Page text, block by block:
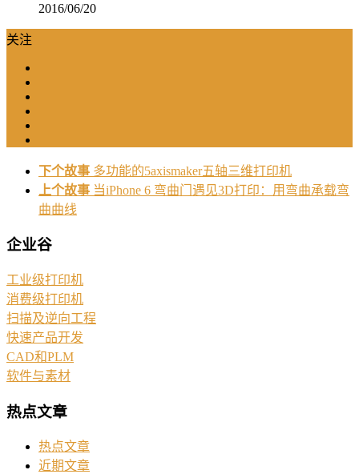
2016/06/20
关注
下个故事 多功能的5axismaker五轴三维打印机
上个故事 当iPhone 6 弯曲门遇见3D打印：用弯曲承载弯
曲曲线
企业谷
工业级打印机
消费级打印机
扫描及逆向工程
快速产品开发
CAD和PLM
软件与素材
热点文章
热点文章
近期文章